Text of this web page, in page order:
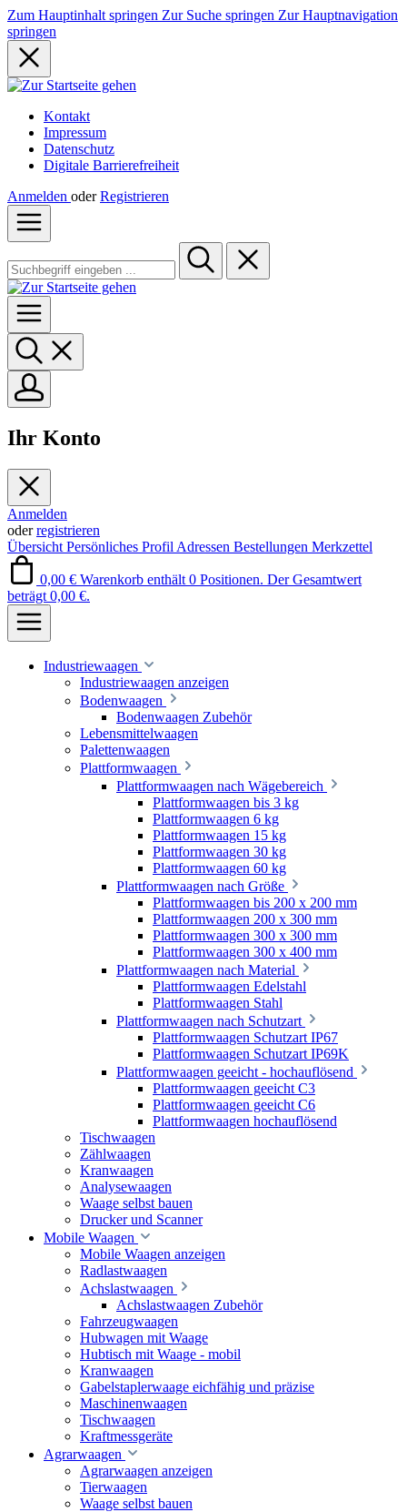
Zum Hauptinhalt springen Zur Suche springen Zur Hauptnavigation
springen
Kontakt
Impressum
Datenschutz
Digitale Barrierefreiheit
Anmelden oder Registrieren
Ihr Konto
Anmelden
oderregistrieren
Übersicht Persönliches Profil Adressen Bestellungen Merkzettel
0,00 € Warenkorb enthält 0 Positionen. Der Gesamtwert
beträgt 0,00 €.
Industriewaagen
Industriewaagen anzeigen
Bodenwaagen
Bodenwaagen Zubehör
Lebensmittelwaagen
Palettenwaagen
Plattformwaagen
Plattformwaagen nach Wägebereich
Plattformwaagen bis 3 kg
Plattformwaagen 6 kg
Plattformwaagen 15 kg
Plattformwaagen 30 kg
Plattformwaagen 60 kg
Plattformwaagen nach Größe
Plattformwaagen bis 200 x 200 mm
Plattformwaagen 200 x 300 mm
Plattformwaagen 300 x 300 mm
Plattformwaagen 300 x 400 mm
Plattformwaagen nach Material
Plattformwaagen Edelstahl
Plattformwaagen Stahl
Plattformwaagen nach Schutzart
Plattformwaagen Schutzart IP67
Plattformwaagen Schutzart IP69K
Plattformwaagen geeicht - hochauflösend
Plattformwaagen geeicht C3
Plattformwaagen geeicht C6
Plattformwaagen hochauflösend
Tischwaagen
Zählwaagen
Kranwaagen
Analysewaagen
Waage selbst bauen
Drucker und Scanner
Mobile Waagen
Mobile Waagen anzeigen
Radlastwaagen
Achslastwaagen
Achslastwaagen Zubehör
Fahrzeugwaagen
Hubwagen mit Waage
Hubtisch mit Waage - mobil
Kranwaagen
Gabelstaplerwaage eichfähig und präzise
Maschinenwaagen
Tischwaagen
Kraftmessgeräte
Agrarwaagen
Agrarwaagen anzeigen
Tierwaagen
Waage selbst bauen